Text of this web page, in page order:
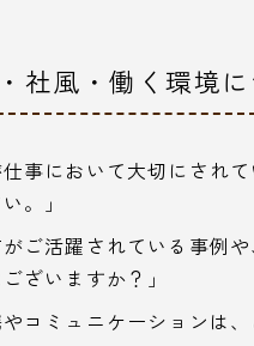
社風・働く環境
仕事において大切にされ
。」
がご活躍されている事例
ざいますか？」
やコミュニケーションは